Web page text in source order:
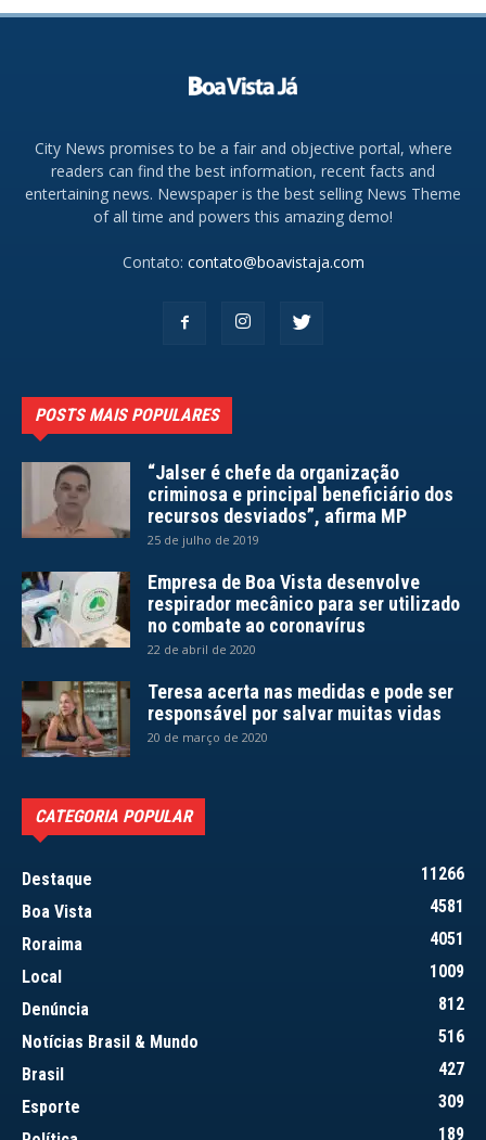
City News promises to be a fair and objective portal, where
readers can find the best information, recent facts and
entertaining news. Newspaper is the best selling News Theme
of all time and powers this amazing demo!
Contato: contato@boavistaja.com
POSTS MAIS POPULARES
“Jalser é chefe da organização
criminosa e principal beneficiário dos
recursos desviados”, afirma MP
25 de julho de 2019
Empresa de Boa Vista desenvolve
respirador mecânico para ser utilizado
no combate ao coronavírus
22 de abril de 2020
Teresa acerta nas medidas e pode ser
responsável por salvar muitas vidas
20 de março de 2020
CATEGORIA POPULAR
Destaque
11266
Boa Vista
4581
Roraima
4051
Local
1009
Denúncia
812
Notícias Brasil & Mundo
516
Brasil
427
Esporte
309
189